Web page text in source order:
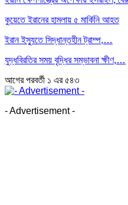
কুয়েতে ইরানের হামলায় ৫ মার্কিনি আহত
ইরান ইস্যুতে সিদ্ধান্তহীন ট্রাম্প,…
যুদ্ধবিরতির সময় বৃদ্ধির সম্ভাবনা ক্ষীণ,…
আগেরপরবর্তী ১ এর ৫৪৩
- Advertisement -